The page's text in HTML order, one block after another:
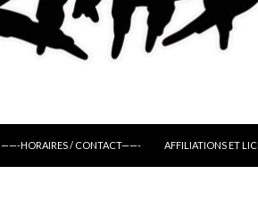
——-HORAIRES / CONTACT——-
AFFILIATIONS ET